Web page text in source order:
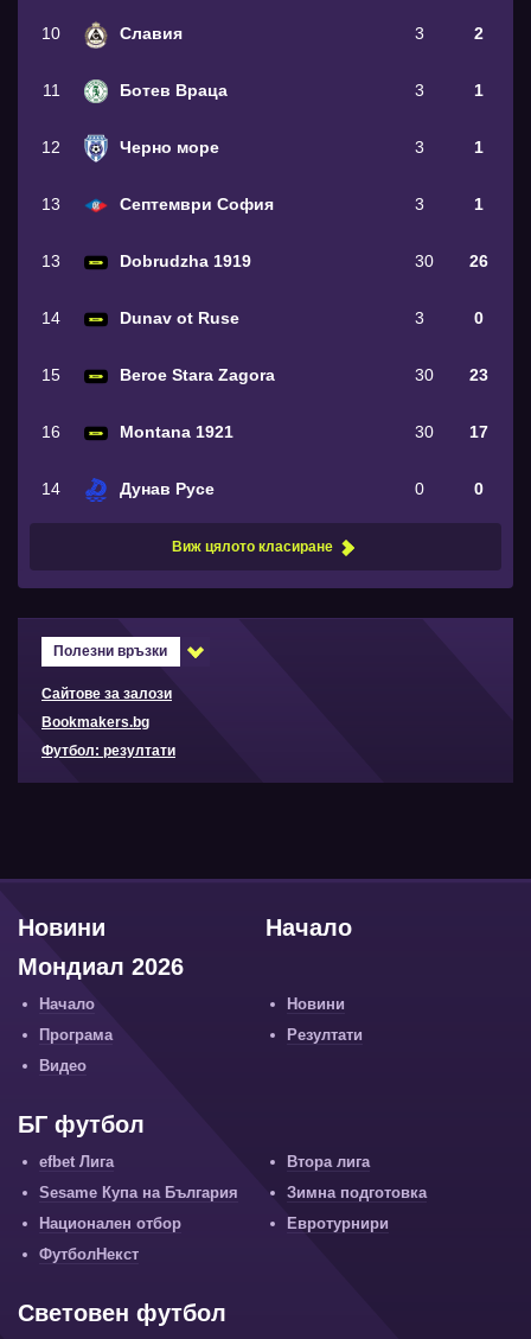
10 Славия 3 2
11 Ботев Враца 3 1
12 Черно море 3 1
13 Септември София 3 1
13 Dobrudzha 1919 30 26
14 Dunav ot Ruse 3 0
15 Beroe Stara Zagora 30 23
16 Montana 1921 30 17
14 Дунав Русе 0 0
Виж цялото класиране
Полезни връзки
Сайтове за залози
Bookmakers.bg
Футбол: резултати
Начало
Новини
Мондиал 2026
Начало
Новини
Програма
Резултати
Видео
БГ футбол
efbet Лига
Втора лига
Sesame Купа на България
Зимна подготовка
Национален отбор
Евротурнири
ФутболНекст
Световен футбол